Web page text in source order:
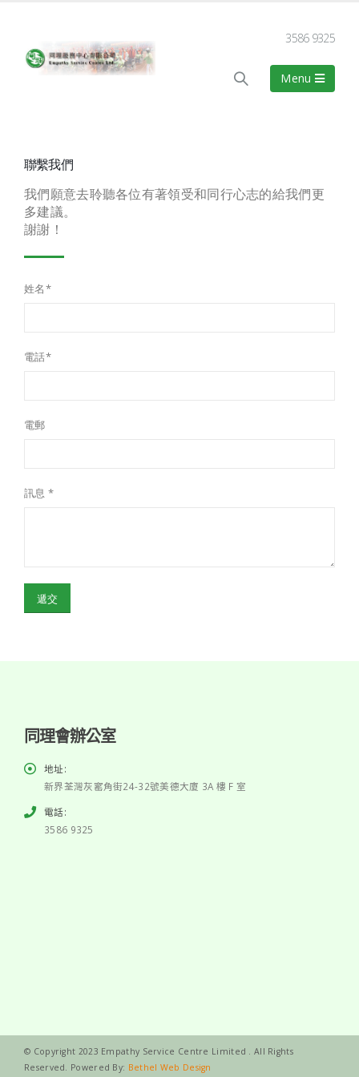
3586 9325
聯繫我們
我們願意去聆聽各位有著領受和同行心志的給我們更
多建議。
謝謝！
姓名*
電話*
電郵
訊息 *
同理會辦公室
地址:
新界荃灣灰窰角街24-32號美德大廈 3A 樓 F 室
電話:
3586 9325
© Copyright 2023 Empathy Service Centre Limited . All Rights
Reserved. Powered By: Bethel Web Design